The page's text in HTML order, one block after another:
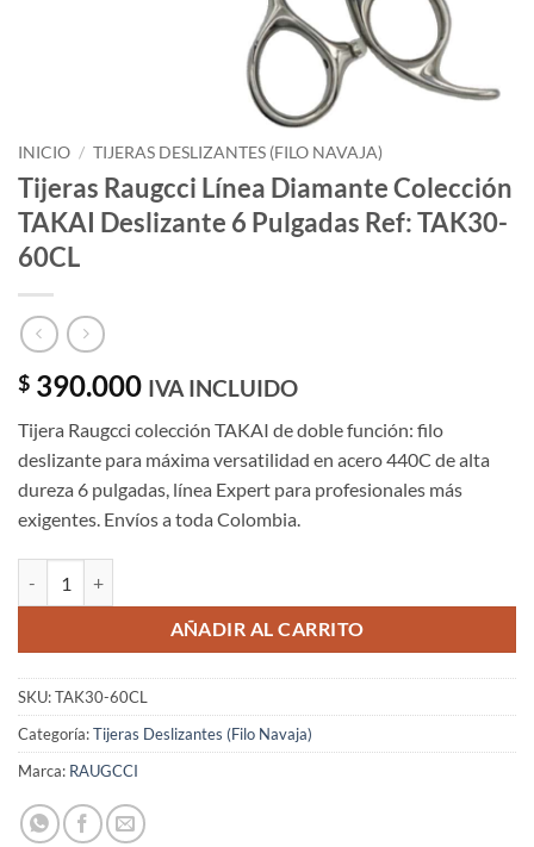
INICIO / TIJERAS DESLIZANTES (FILO NAVAJA)
Tijeras Raugcci Línea Diamante Colección
TAKAI Deslizante 6 Pulgadas Ref: TAK30-
60CL
$ 390.000 IVA INCLUIDO
Tijera Raugcci colección TAKAI de doble función: filo
deslizante para máxima versatilidad en acero 440C de alta
dureza 6 pulgadas, línea Expert para profesionales más
exigentes. Envíos a toda Colombia.
AÑADIR AL CARRITO
SKU:TAK30-60CL
Categoría:Tijeras Deslizantes (Filo Navaja)
Marca: RAUGCCI